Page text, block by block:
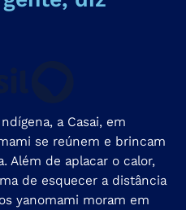
a Casai, em
se reúnem e brincam
Além de aplacar o calor,
de esquecer a distância
yanomami moram em